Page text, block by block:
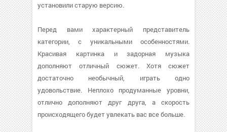
установили старую версию.
Перед вами характерный представитель
категории, с уникальными особенностями.
Красивая картинка и задорная музыка
дополняют отличный сюжет. Хотя сюжет
достаточно необычный, играть одно
удовольствие. Неплохо продуманные уровни,
отлично дополняют друг друга, а скорость
происходящего будет увлекать вас все больше.